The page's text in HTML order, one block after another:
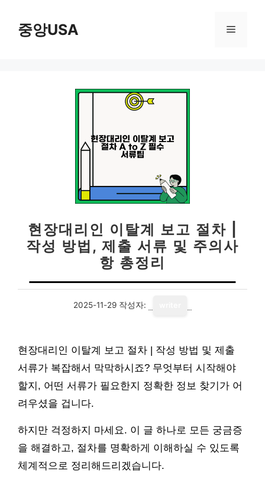
중앙USA 메
현장대리인 이탈계 보고 절차 |
작성 방법, 제출 서류 및 주의사
항 총정리
2025-11-29 작성자:
현장대리인 이탈계 보고 절차 | 작성 방법 및 제출
서류가 복잡해서 막막하시죠? 무엇부터 시작해야
할지, 어떤 서류가 필요한지 정확한 정보 찾기가 어
려우셨을 겁니다.
하지만 걱정하지 마세요. 이 글 하나로 모든 궁금증
을 해결하고, 절차를 명확하게 이해하실 수 있도록
체계적으로 정리해드리겠습니다.